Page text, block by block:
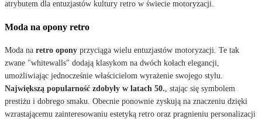
atrybutem dla entuzjastów kultury retro w świecie motoryzacji.
Moda na opony retro
Moda na retro opony przyciąga wielu entuzjastów motoryzacji. Te tak
zwane "whitewalls" dodają klasykom na dwóch kołach elegancji,
umożliwiając jednocześnie właścicielom wyrażenie swojego stylu.
Największą popularność zdobyły w latach 50. , stając się symbolem
prestiżu i dobrego smaku. Obecnie ponownie zyskują na znaczeniu dzięki
wzrastającemu zainteresowaniu estetyką retro oraz pragnieniu personalizacji